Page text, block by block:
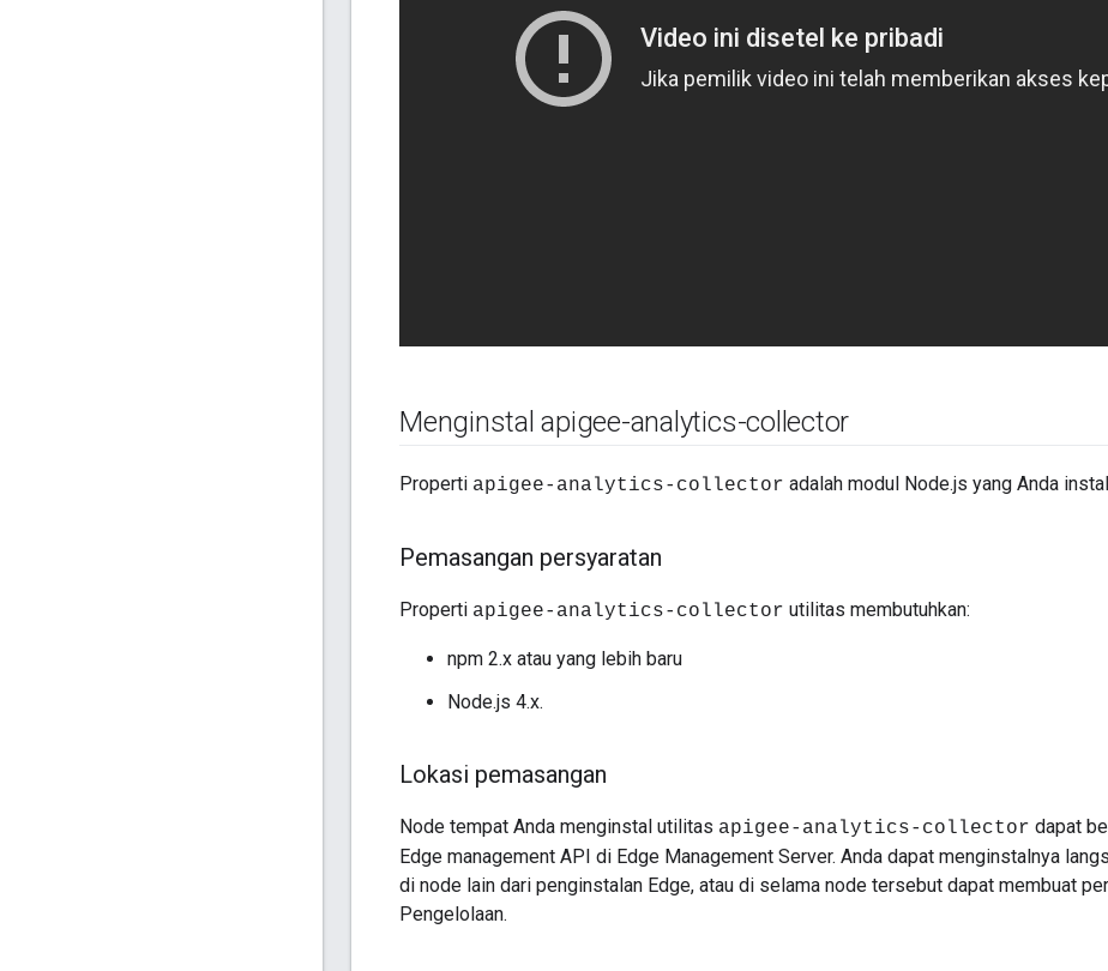
Menginstal apigee-analytics-collector
Properti apigee-analytics-collector adalah modul Node.js yang Anda
Pemasangan persyaratan
Properti apigee-analytics-collector utilitas membutuhkan:
npm 2.x atau yang lebih baru
Node.js 4.x.
Lokasi pemasangan
Node tempat Anda menginstal utilitas apigee-analytics-collector dapat
Edge management API di Edge Management Server. Anda dapat menginstalnya
di node lain dari penginstalan Edge, atau di selama node tersebut dapat membuat
Pengelolaan.